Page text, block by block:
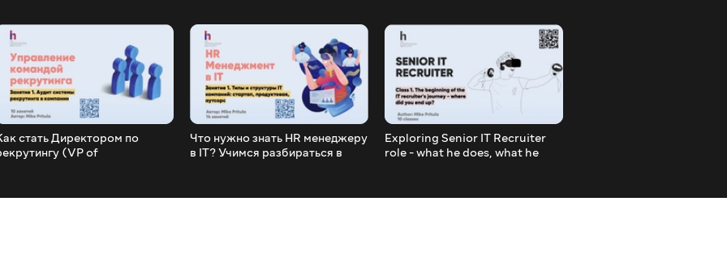
стать Директором по
(VP of
Что нужно знать HR менеджеру
в IT? Учимся разбираться в
Exploring Senior IT Recruiter
role - what he does, what he